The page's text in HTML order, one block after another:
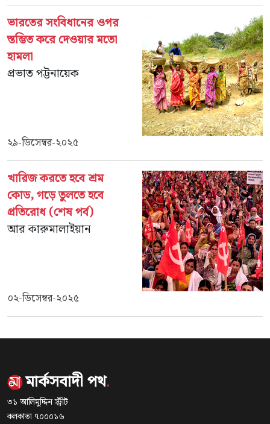
ভারতের সংবিধানের ওপর
স্তম্ভিত করে দেওয়ার মতো
হামলা
প্রভাত পট্টনায়েক
২৯-ডিসেম্বর-২০২৫
খারিজ করতে হবে শ্রম
কোড, গড়ে তুলতে হবে
প্রতিরোধ (শেষ পর্ব)
আর কারুমালাইয়ান
০২-ডিসেম্বর-২০২৫
মার্কসবাদী পথ.
৩১ আলিমুদ্দিন স্ট্রীট
কলকাতা ৭০০০১৬